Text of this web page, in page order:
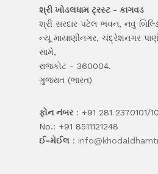
શ્રી ખોડલધામ ટ્રસ્ટ - કાગવડ
શ્રી સરદાર પટેલ ભવન, નવું
ન્યૂ માયાણીનગર, ચંદ્રેશનગર
સામે,
રાજકોટ - 360004.
ગુજરાત (ભારત)
ફોન નંબર: +91 281 2370101/
No.: +91 8511121248
ઈ-મેઈલ: